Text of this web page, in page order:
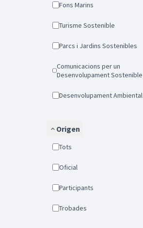
Fons Marins
Turisme Sostenible
Parcs i Jardins Sostenibles
Comunicacions per un
Desenvolupament Sostenible
Desenvolupament Ambiental
Origen
Tots
Oficial
Participants
Trobades